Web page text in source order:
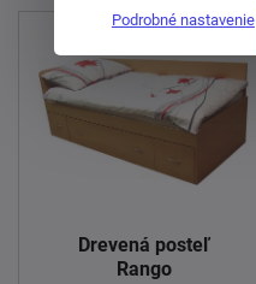
Drevená posteľ
Rango
Podrobné nastavenie